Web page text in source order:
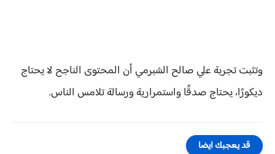
وتثبت تجربة علي صالح الشبرمي أن المحتوى الناجح لا يحتاج
ديكورًا، يحتاج صدقًا واستمرارية ورسالة تلامس الناس.
قد يعجبك ايضا